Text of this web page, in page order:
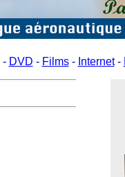
- DVD - Films- Internet-